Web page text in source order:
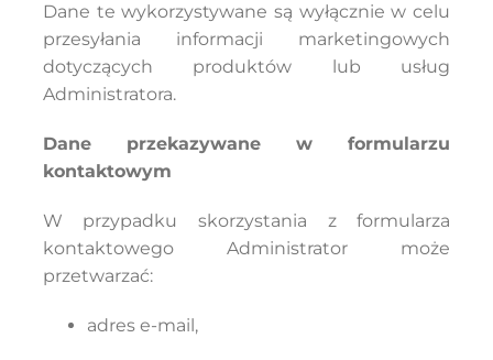
Dane te wykorzystywane są wyłącznie w celu
przesyłania informacji marketingowych
dotyczących produktów lub usług
Administratora.
Dane przekazywane w formularzu
kontaktowym
W przypadku skorzystania z formularza
kontaktowego Administrator może
przetwarzać:
adres e-mail,